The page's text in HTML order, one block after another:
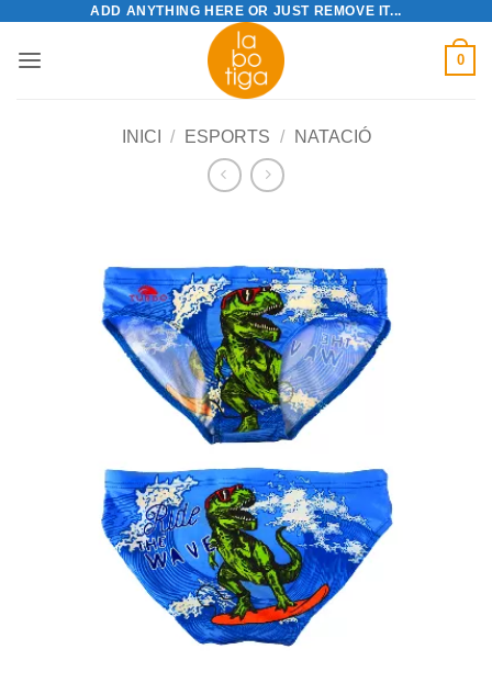
content
ADD ANYTHING HERE OR JUST REMOVE IT...
0
INICI / ESPORTS / NATACIÓ